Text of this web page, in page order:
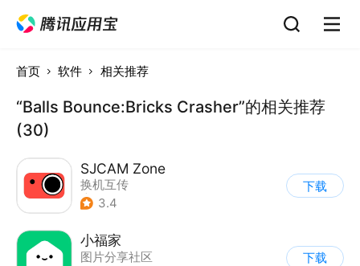
首页 软件 相关推荐
“Balls Bounce:Bricks Crasher”的相关推荐
(30)
SJCAM Zone
换机互传
| 图片分享社区
3.4
下载
小福家
图片分享社区
下载